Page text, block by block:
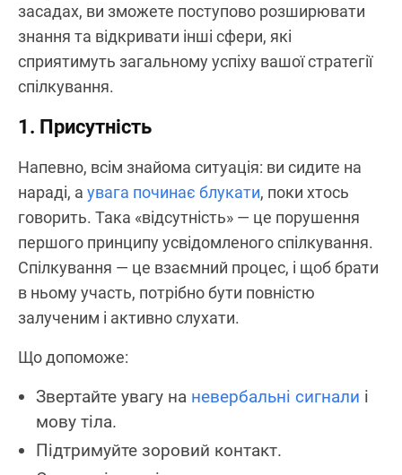
засадах, ви зможете поступово розширювати
знання та відкривати інші сфери, які
сприятимуть загальному успіху вашої стратегії
спілкування.
1. Присутність
Напевно, всім знайома ситуація: ви сидите на
нараді, а увага починає блукати, поки хтось
говорить. Така «відсутність» — це порушення
першого принципу усвідомленого спілкування.
Спілкування — це взаємний процес, і щоб брати
в ньому участь, потрібно бути повністю
залученим і активно слухати.
Що допоможе:
Звертайте увагу на невербальні сигнали і
мову тіла.
Підтримуйте зоровий контакт.